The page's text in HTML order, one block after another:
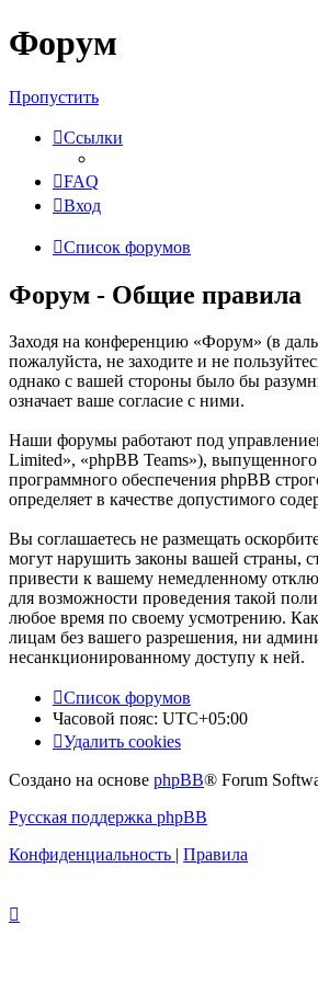
Форум
Пропустить
Ссылки
FAQ
Вход
Список форумов
Форум - Общие правила
Заходя на конференцию «Форум» (в
пожалуйста, не заходите и не
однако с вашей стороны было бы
означает ваше согласие с ними.
Наши форумы работают под
Limited», «phpBB Teams»),
программного обеспечения phpBB
определяет в качестве допустимого
Вы соглашаетесь не размещать
могут нарушить законы вашей страны,
привести к вашему немедленному
для возможности проведения такой
любое время по своему усмотрению. Как
лицам без вашего разрешения, ни
несанкционированному доступу к ней.
Список форумов
Часовой пояс: UTC+05:00
Удалить cookies
Создано на основе phpBB® Forum
Русская поддержка phpBB
Конфиденциальность | Правила